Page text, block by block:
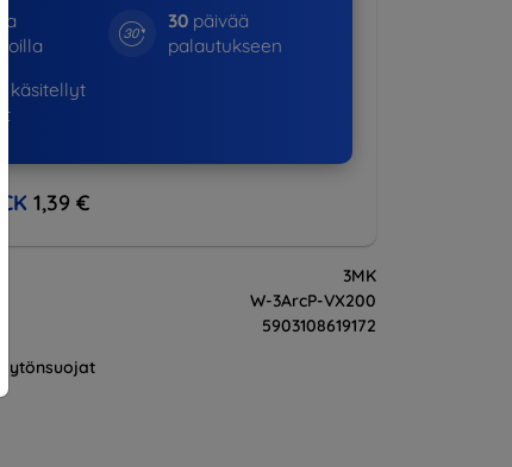
30päivää
palautukseen
käsitellyt
1,39 €
3MK
W-3ArcP-VX200
5903108619172